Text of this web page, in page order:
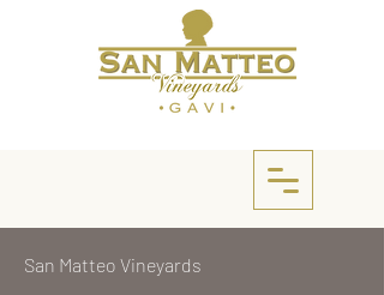
San Matteo Vineyards